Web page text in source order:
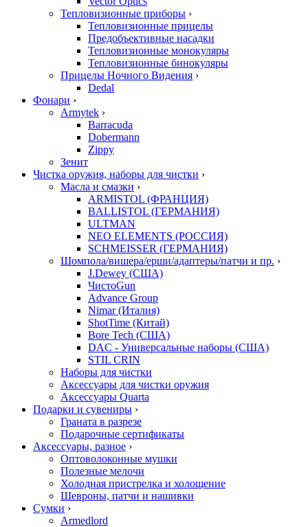
Тепловизионные приборы ›
Тепловизионные прицелы
Предобъективные насадки
Тепловизионные монокуляры
Тепловизионные бинокуляры
Прицелы Ночного Видения ›
Dedal
Фонари ›
Armytek ›
Barracuda
Dobermann
Zippy
Зенит
Чистка оружия, наборы для чистки ›
Масла и смазки ›
ARMISTOL (ФРАНЦИЯ)
BALLISTOL (ГЕРМАНИЯ)
ULTMAN
NEO ELEMENTS (РОССИЯ)
SCHMEISSER (ГЕРМАНИЯ)
Шомпола/вишера/ерши/адаптеры/патчи и пр. ›
J.Dewey (США)
ЧистоGun
Advance Group
Nimar (Италия)
ShotTime (Китай)
Bore Tech (США)
DAC - Универсальные наборы (США)
STIL CRIN
Наборы для чистки
Аксессуары для чистки оружия
Аксессуары Quarta
Подарки и сувениры ›
Граната в разрезе
Подарочные сертификаты
Аксессуары, разное ›
Оптоволоконные мушки
Полезные мелочи
Холодная пристрелка и холощение
Шевроны, патчи и нашивки
Сумки ›
Armedlord